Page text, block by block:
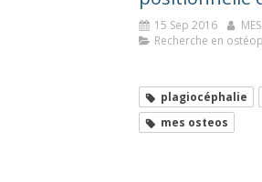
15 Sep 2016
Recherche en
plagiocéphalie
mes osteos